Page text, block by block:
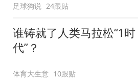
足球狗说 24跟贴
谁铸就了人类马拉松“1时
代”？
体育大生意 10跟贴